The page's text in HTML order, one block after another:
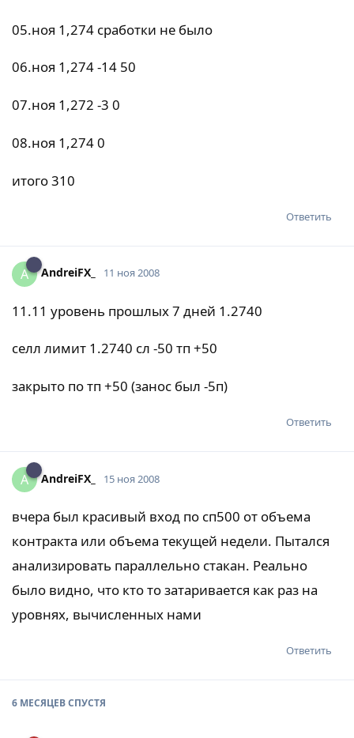
05.ноя 1,274 сработки не было
06.ноя 1,274 -14 50
07.ноя 1,272 -3 0
08.ноя 1,274 0
итого 310
Ответить
A AndreiFX_ 11 ноя 2008
11.11 уровень прошлых 7 дней 1.2740
селл лимит 1.2740 сл -50 тп +50
закрыто по тп +50 (занос был -5п)
Ответить
A AndreiFX_ 15 ноя 2008
вчера был красивый вход по сп500 от объема
контракта или объема текущей недели. Пытался
анализировать параллельно стакан. Реально
было видно, что кто то затаривается как раз на
уровнях, вычисленных нами
Ответить
6 МЕСЯЦЕВСПУСТЯ